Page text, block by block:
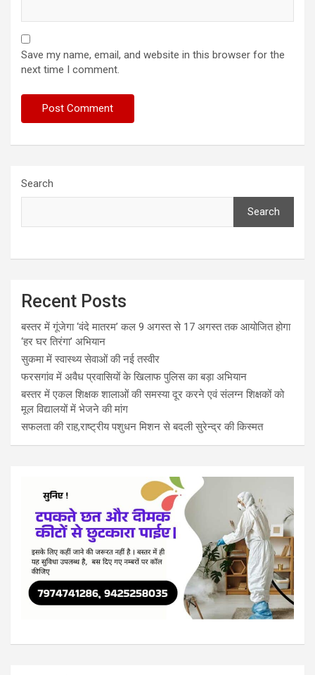
Save my name, email, and website in this browser for the
next time I comment.
Search
Search
Recent Posts
बस्तर में गूंजेगा ‘वंदे मातरम’ कल 9 अगस्त से 17 अगस्त तक आयोजित होगा
‘हर घर तिरंगा’ अभियान
सुकमा में स्वास्थ्य सेवाओं की नई तस्वीर
फरसगांव में अवैध प्रवासियों के खिलाफ पुलिस का बड़ा अभियान
बस्तर में एकल शिक्षक शालाओं की समस्या दूर करने एवं संलग्न शिक्षकों को
मूल विद्यालयों में भेजने की मांग
सफलता की राह,राष्ट्रीय पशुधन मिशन से बदली सुरेन्द्र की किस्मत